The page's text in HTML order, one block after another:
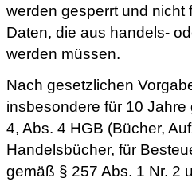
werden gesperrt und nicht
Daten, die aus handels-
werden müssen.
Nach gesetzlichen
insbesondere für 10
4, Abs. 4 HGB (Bücher,
Handelsbücher, für
gemäß § 257 Abs. 1 Nr. 2